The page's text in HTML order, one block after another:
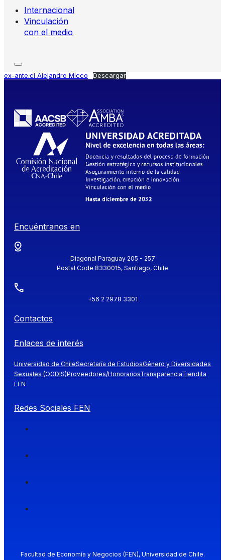
Internacional
Vinculación
con el medio
ex-ante.cl Alejandro Micco Descargar
Encuéntranos en
Diagonal Paraguay 205 - 257
Postal Code 8330015, Santiago, Chile
+56 2 2978 3301
Contactos
Enlaces de interés
Universidad de ChileSecretaría de EstudiosGénero y Diversidades
Sexuales (OGDIS)Proveedores/HonorariosTransparenciaTiendita
FEN
Redes Sociales FEN
Facultad de Economía y Negocios (FEN), Universidad de Chile.